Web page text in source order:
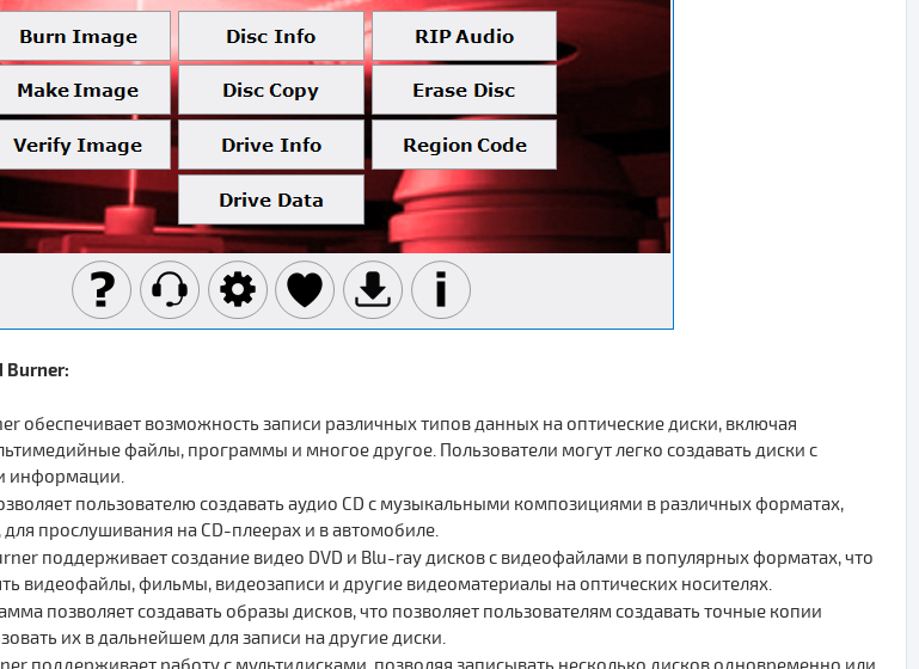
Burner:
обеспечивает возможность записи различных типов данных на оптические диски, включая
файлы, программы и многое другое. Пользователи могут легко создавать диски с
информации.
пользователю создавать аудио CD с музыкальными композициями в различных форматах,
для прослушивания на CD-плеерах и в автомобиле.
поддерживает создание видео DVD и Blu-ray дисков с видеофайлами в популярных форматах, что
видеофайлы, фильмы, видеозаписи и другие видеоматериалы на оптических носителях.
позволяет создавать образы дисков, что позволяет пользователям создавать точные копии
их в дальнейшем для записи на другие диски.